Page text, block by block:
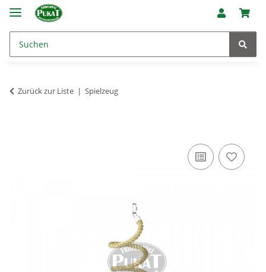
Zurück zur Liste Spielzeug